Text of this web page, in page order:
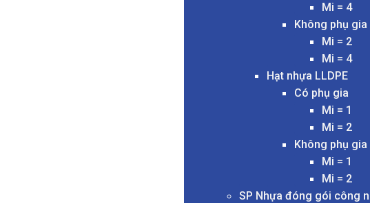
Mi = 4
Không phụ gia
Mi = 2
Mi = 4
Hạt nhựa LLDPE
Có phụ gia
Mi = 1
Mi = 2
Không phụ gia
Mi = 1
Mi = 2
SP Nhựa đóng gói công